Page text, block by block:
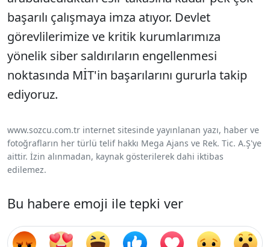
başarılı çalışmaya imza atıyor. Devlet
görevlilerimize ve kritik kurumlarımıza
yönelik siber saldırıların engellenmesi
noktasında MİT'in başarılarını gururla takip
ediyoruz.
www.sozcu.com.tr internet sitesinde yayınlanan yazı, haber ve
fotoğrafların her türlü telif hakkı Mega Ajans ve Rek. Tic. A.Ş'ye
aittir. İzin alınmadan, kaynak gösterilerek dahi iktibas
edilemez.
Bu habere emoji ile tepki ver